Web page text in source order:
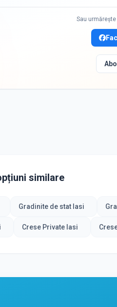
Sau
similare
Gradinite de stat Iasi
Crese Private Iasi